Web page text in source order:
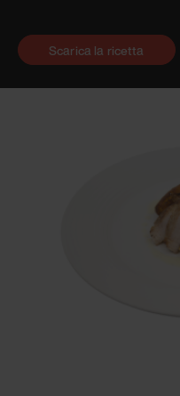
Scarica la ricetta